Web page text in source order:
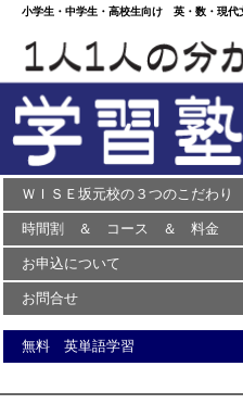
小学生・中学生・高校生向け 英・数・現
ＷＩＳＥ坂元校の３つのこだわり
時間割 ＆ コース ＆ 料金
お申込について
お問合せ
無料 英単語学習